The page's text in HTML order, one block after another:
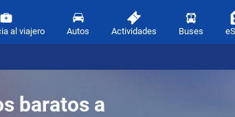
al viajero Autos Actividades Buses
baratos a